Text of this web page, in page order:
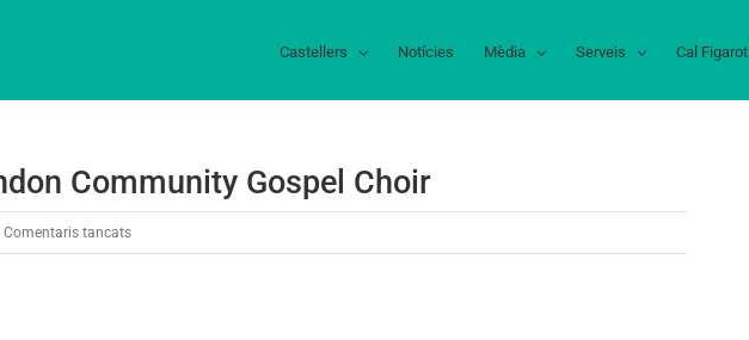
Castellers Notícies Mèdia Serveis Cal Figarot
Community Gospel Choir
Comentaris tancatsa